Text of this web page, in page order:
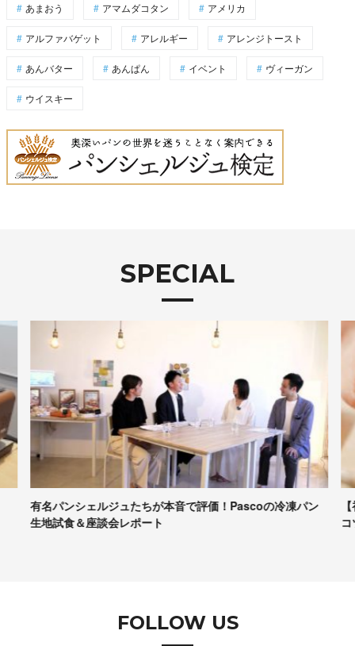
あまおう アマムダコタン アメリカ
アルファバゲット アレルギー アレンジトースト
あんバター あんぱん イベント ヴィーガン
ウイスキー
SPECIAL
有名パンシェルジュたちが本音で評価！Pascoの冷凍パン
生地試食＆座談会レポート
FOLLOW US